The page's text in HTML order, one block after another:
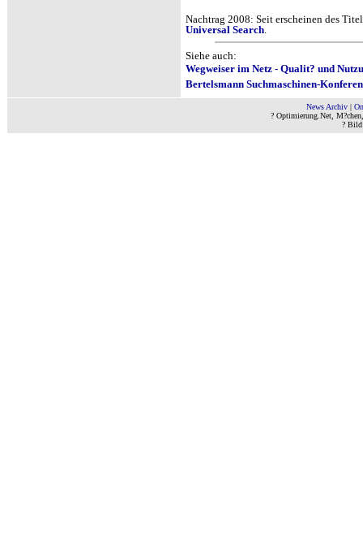
Nachtrag 2008: Seit erscheinen des
Universal Search.
Siehe auch:
Wegweiser im Netz - Qualit? und
Bertelsmann Suchmaschinen-
News Archiv |
? Optimierung.Net,
?